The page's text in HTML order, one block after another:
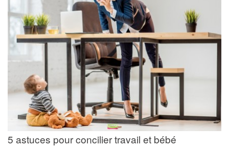
5 astuces pour concilier travail et bébé